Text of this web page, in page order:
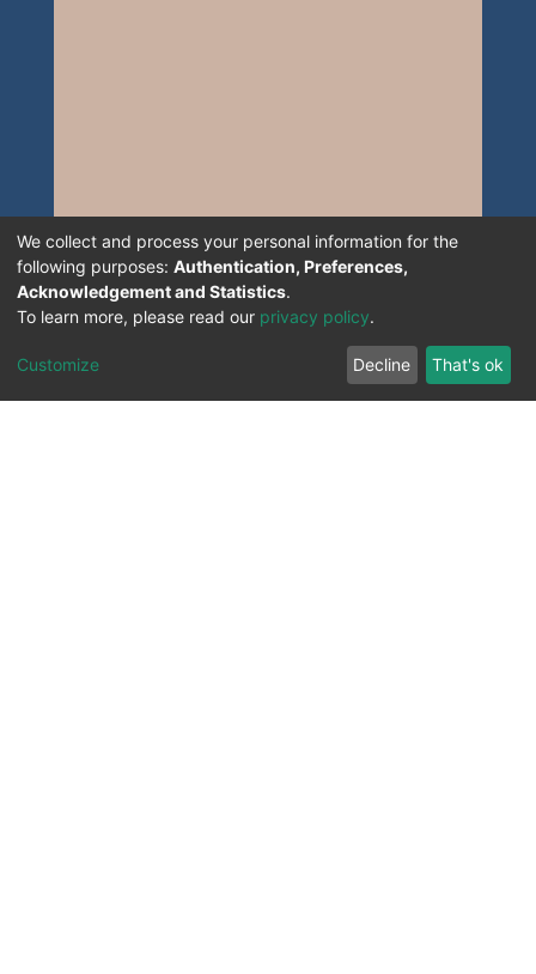
We collect and process your personal information for the
following purposes: Authentication, Preferences,
Acknowledgement and Statistics.
To learn more, please read our privacy policy.
Customize Decline That's ok